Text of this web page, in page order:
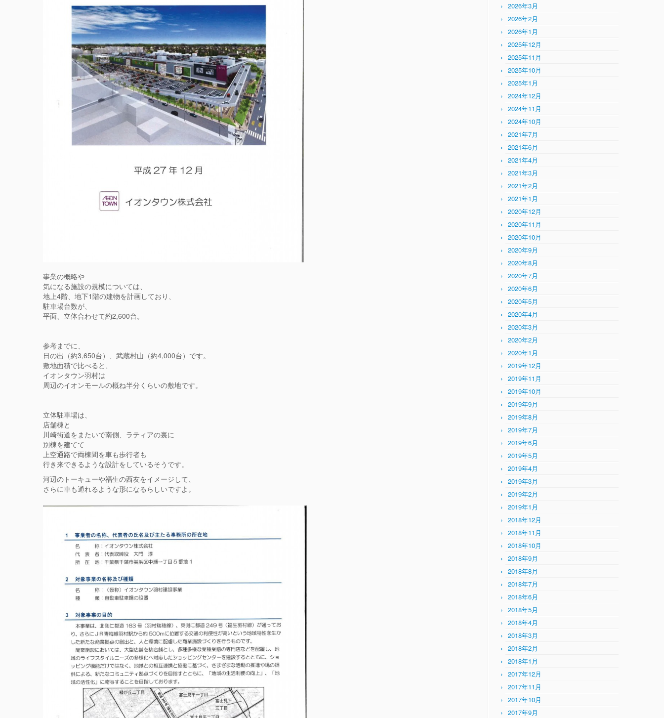
事業の概略や
気になる施設の規模については、
地上4階、地下1階の建物を計画しており、
駐車場台数が、
平面、立体合わせて約2,600台。
参考までに、
日の出（約3,650台）、武蔵村山（約4,000台）です。
敷地面積で比べると、
イオンタウン羽村は
周辺のイオンモールの概ね半分くらいの敷地です。
立体駐車場は、
店舗棟と
川崎街道をまたいで南側、ラティアの裏に
別棟を建てて
上空通路で両棟間を車も歩行者も
行き来できるような設計をしているそうです。
河辺のトーキューや福生の西友をイメージして、
さらに車も通れるような形になるらしいですよ。
2026年3月
2026年2月
2026年1月
2025年12月
2025年11月
2025年10月
2025年1月
2024年12月
2024年11月
2024年10月
2021年7月
2021年6月
2021年4月
2021年3月
2021年2月
2021年1月
2020年12月
2020年11月
2020年10月
2020年9月
2020年8月
2020年7月
2020年6月
2020年5月
2020年4月
2020年3月
2020年2月
2020年1月
2019年12月
2019年11月
2019年10月
2019年9月
2019年8月
2019年7月
2019年6月
2019年5月
2019年4月
2019年3月
2019年2月
2019年1月
2018年12月
2018年11月
2018年10月
2018年9月
2018年8月
2018年7月
2018年6月
2018年5月
2018年4月
2018年3月
2018年2月
2018年1月
2017年12月
2017年11月
2017年10月
2017年9月